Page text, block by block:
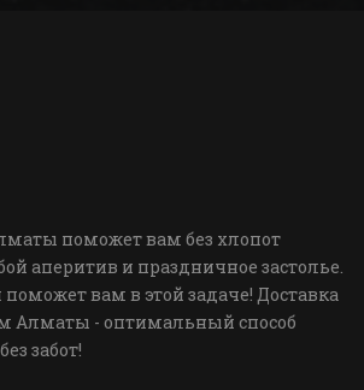
поможет вам без хлопот
аперитив и праздничное застолье.
вам в этой задаче! Доставка
Алматы - оптимальный способ
забот!